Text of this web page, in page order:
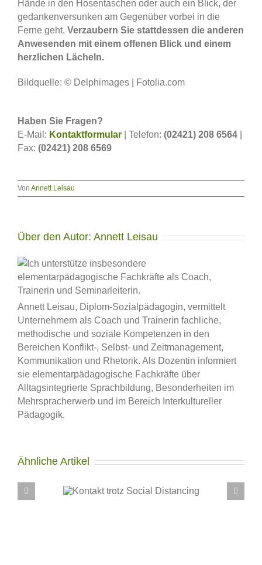
Hände in den Hosentaschen oder auch ein Blick, der
gedankenversunken am Gegenüber vorbei in die
Ferne geht. Verzaubern Sie stattdessen die anderen
Anwesenden mit einem offenen Blick und einem
herzlichen Lächeln.
Bildquelle: © Delphimages | Fotolia.com
Haben Sie Fragen?
E-Mail: Kontaktformular | Telefon: (02421) 208 6564
Fax: (02421) 208 6569
Von Annett Leisau
Über den Autor: Annett Leisau
Annett Leisau, Diplom-Sozialpädagogin, vermittelt
Unternehmern als Coach und Trainerin fachliche,
methodische und soziale Kompetenzen in den
Bereichen Konflikt-, Selbst- und Zeitmanagement,
Kommunikation und Rhetorik. Als Dozentin informiert
sie elementarpädagogische Fachkräfte über
Alltagsintegrierte Sprachbildung, Besonderheiten im
Mehrspracherwerb und im Bereich Interkultureller
Pädagogik.
Ähnliche Artikel